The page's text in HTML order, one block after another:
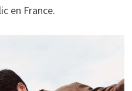
en France.